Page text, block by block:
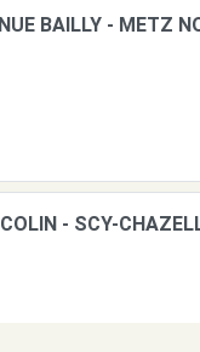
BAILLY - METZ
- SCY-